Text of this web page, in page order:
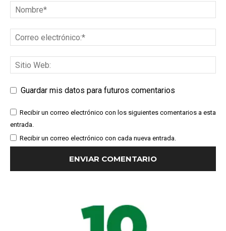
Guardar mis datos para futuros comentarios
Recibir un correo electrónico con los siguientes comentarios a esta
entrada.
Recibir un correo electrónico con cada nueva entrada.